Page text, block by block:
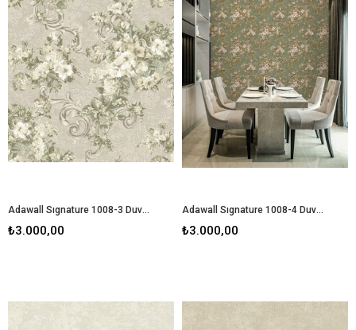
Adawall Sıgnature 1008-3 Duvar Kağıdı
₺3.000,00
Adawall Sıgnature 1008-4 Duvar Kağıdı
₺3.000,00